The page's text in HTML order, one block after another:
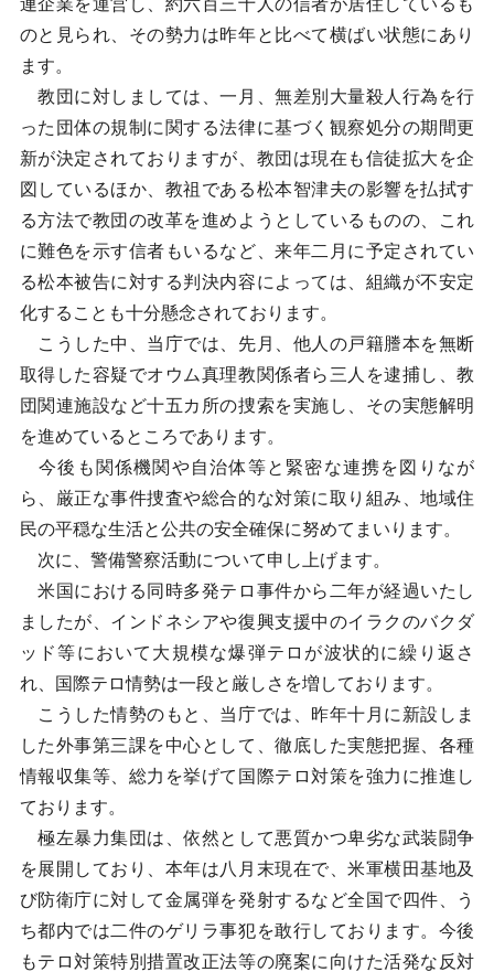
連企業を運営し、約六百三十人の信者が居住しているも
のと見られ、その勢力は昨年と比べて横ばい状態にあり
ます。
教団に対しましては、一月、無差別大量殺人行為を行
った団体の規制に関する法律に基づく観察処分の期間更
新が決定されておりますが、教団は現在も信徒拡大を企
図しているほか、教祖である松本智津夫の影響を払拭す
る方法で教団の改革を進めようとしているものの、これ
に難色を示す信者もいるなど、来年二月に予定されてい
る松本被告に対する判決内容によっては、組織が不安定
化することも十分懸念されております。
こうした中、当庁では、先月、他人の戸籍謄本を無断
取得した容疑でオウム真理教関係者ら三人を逮捕し、教
団関連施設など十五カ所の捜索を実施し、その実態解明
を進めているところであります。
今後も関係機関や自治体等と緊密な連携を図りなが
ら、厳正な事件捜査や総合的な対策に取り組み、地域住
民の平穏な生活と公共の安全確保に努めてまいります。
次に、警備警察活動について申し上げます。
米国における同時多発テロ事件から二年が経過いたし
ましたが、インドネシアや復興支援中のイラクのバクダ
ッド等において大規模な爆弾テロが波状的に繰り返さ
れ、国際テロ情勢は一段と厳しさを増しております。
こうした情勢のもと、当庁では、昨年十月に新設しま
した外事第三課を中心として、徹底した実態把握、各種
情報収集等、総力を挙げて国際テロ対策を強力に推進し
ております。
極左暴力集団は、依然として悪質かつ卑劣な武装闘争
を展開しており、本年は八月末現在で、米軍横田基地及
び防衛庁に対して金属弾を発射するなど全国で四件、う
ち都内では二件のゲリラ事犯を敢行しております。今後
もテロ対策特別措置改正法等の廃案に向けた活発な反対